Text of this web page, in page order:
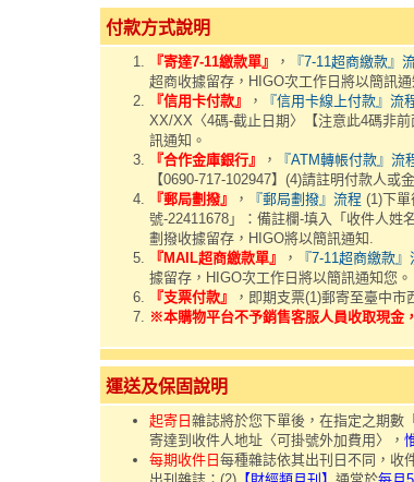
付款方式說明
『寄達7-11繳款單』 ， 『7-11超商繳款』
超商收據留存，HIGO次工作日將以簡訊通
『信用卡付款』
， 『信用卡線上付款』流
XX/XX〈4碼-截止日期〉【注意此4碼非
訊通知。
『合作金庫銀行』
， 『ATM轉帳付款』流
【0690-717-102947】(4)請註明付款人或
『郵局劃撥』
， 『郵局劃撥』流程 (1)下
號-22411678」：備註欄-填入「收件人姓
劃撥收據留存，HIGO將以簡訊通知.
『MAIL超商繳款單』
， 『7-11超商繳款』
據留存，HIGO次工作日將以簡訊通知您。
『支票付款』
，即期支票(1)郵寄至臺中
※本購物平台不予銷售客服人員收取現金
運送及保固說明
起寄日 雜誌將於您下單後，在指定之期數
寄達到收件人地址〈可掛號外加費用〉，
每期收件日 每種雜誌依其出刊日不同，收